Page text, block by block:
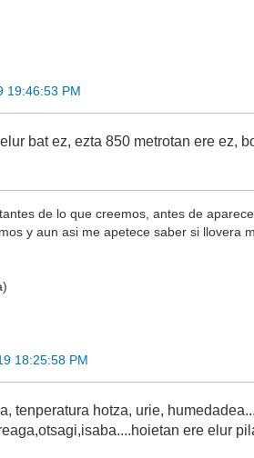
19:46:53 PM
bat ez, ezta 850 metrotan ere ez,
de lo que creemos, antes de
y aun asi me apetece saber si llovera
18:25:58 PM
tenperatura hotza, urie,
ere elur